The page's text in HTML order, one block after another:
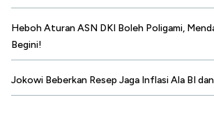
Heboh Aturan ASN DKI Boleh Poligami,
Begini!
Jokowi Beberkan Resep Jaga Inflasi Ala BI